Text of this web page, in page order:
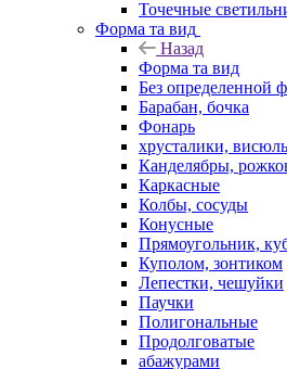
Точечные
Форма та вид
Назад
Форма та вид
Без определенной
Барабан, бочка
Фонарь
хрусталики,
Канделябры,
Каркасные
Колбы, сосуды
Конусные
Прямоугольник,
Куполом, зонтиком
Лепестки, чешуйки
Паучки
Полигональные
Продолговатые
абажурами